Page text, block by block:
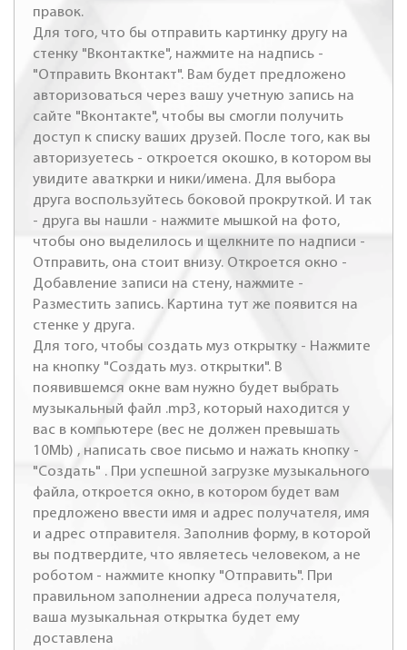
правок.
Для того, что бы отправить картинку другу на
стенку "Вконтактке", нажмите на надпись -
"Отправить Вконтакт". Вам будет предложено
авторизоваться через вашу учетную запись на
сайте "Вконтакте", чтобы вы смогли получить
доступ к списку ваших друзей. После того, как вы
авторизуетесь - откроется окошко, в котором вы
увидите аваткрки и ники/имена. Для выбора
друга воспользуйтесь боковой прокруткой. И так
- друга вы нашли - нажмите мышкой на фото,
чтобы оно выделилось и щелкните по надписи -
Отправить, она стоит внизу. Откроется окно -
Добавление записи на стену, нажмите -
Разместить запись. Картина тут же появится на
стенке у друга.
Для того, чтобы создать муз открытку - Нажмите
на кнопку "Создать муз. открытки". В
появившемся окне вам нужно будет выбрать
музыкальный файл .mp3, который находится у
вас в компьютере (вес не должен превышать
10Mb) , написать свое письмо и нажать кнопку -
"Создать" . При успешной загрузке музыкального
файла, откроется окно, в котором будет вам
предложено ввести имя и адрес получателя, имя
и адрес отправителя. Заполнив форму, в которой
вы подтвердите, что являетесь человеком, а не
роботом - нажмите кнопку "Отправить". При
правильном заполнении адреса получателя,
ваша музыкальная открытка будет ему
доставлена